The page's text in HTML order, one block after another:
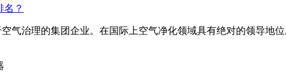
气治理的集团企业。在国际上空气净化领域具有绝对的领导地